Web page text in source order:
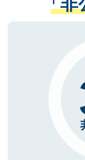
る、プライ
ご登録いた
で、機密保
ない方には
ので、まず